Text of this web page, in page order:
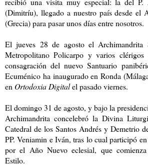
(Dimitríu), llegado a nuestro país desde el
(Grecia) para pasar unos días entre nosotros.
El jueves 28 de agosto el Archimandrita
Metropolitano Policarpo y varios
consagración del nuevo Santuario
Ecuménico ha inaugurado en Ronda
en Ortodoxia Digitalel pasado viernes.
El domingo 31 de agosto, y bajo la
Archimandrita concelebró la Divina
Catedral de los Santos Andrés y Demetrio
PP. Veniamin e Iván, tras lo cual participó
por el Año Nuevo eclesial, que
Estilo.